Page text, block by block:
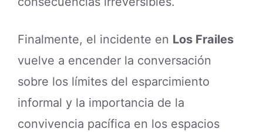
Finalmente, el incidente en Los Frailes
vuelve a encender la conversación
sobre los límites del esparcimiento
informal y la importancia de la
convivencia pacífica en los espacios